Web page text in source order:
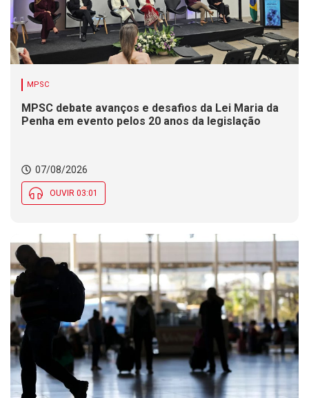
MPSC
MPSC debate avanços e desafios da Lei Maria da
Penha em evento pelos 20 anos da legislação
07/08/2026
OUVIR 03:01